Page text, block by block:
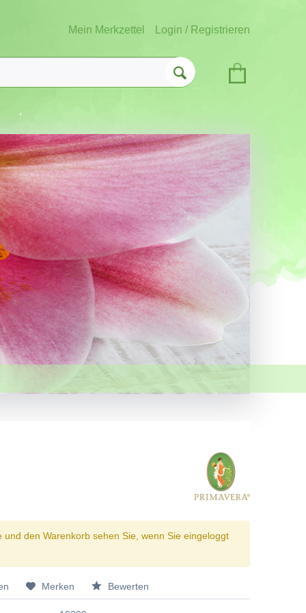
Mein Merkzettel Login / Registrieren
und den Warenkorb sehen Sie, wenn Sie eingeloggt
Merken Bewerten